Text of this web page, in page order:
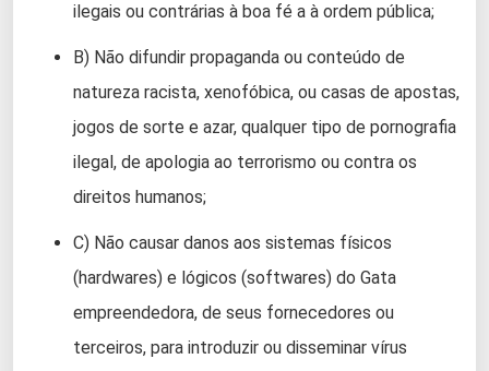
ilegais ou contrárias à boa fé a à ordem pública;
B) Não difundir propaganda ou conteúdo de
natureza racista, xenofóbica, ou casas de apostas,
jogos de sorte e azar, qualquer tipo de pornografia
ilegal, de apologia ao terrorismo ou contra os
direitos humanos;
C) Não causar danos aos sistemas físicos
(hardwares) e lógicos (softwares) do Gata
empreendedora, de seus fornecedores ou
terceiros, para introduzir ou disseminar vírus